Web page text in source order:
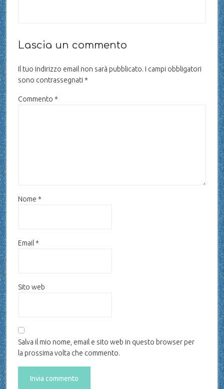
Lascia un commento
Il tuo indirizzo email non sarà pubblicato. I campi obbligatori
sono contrassegnati *
Commento *
Nome *
Email *
Sito web
Salva il mio nome, email e sito web in questo browser per
la prossima volta che commento.